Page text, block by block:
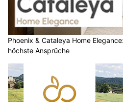
Phoenix & Cataleya Home
höchste Ansprüche